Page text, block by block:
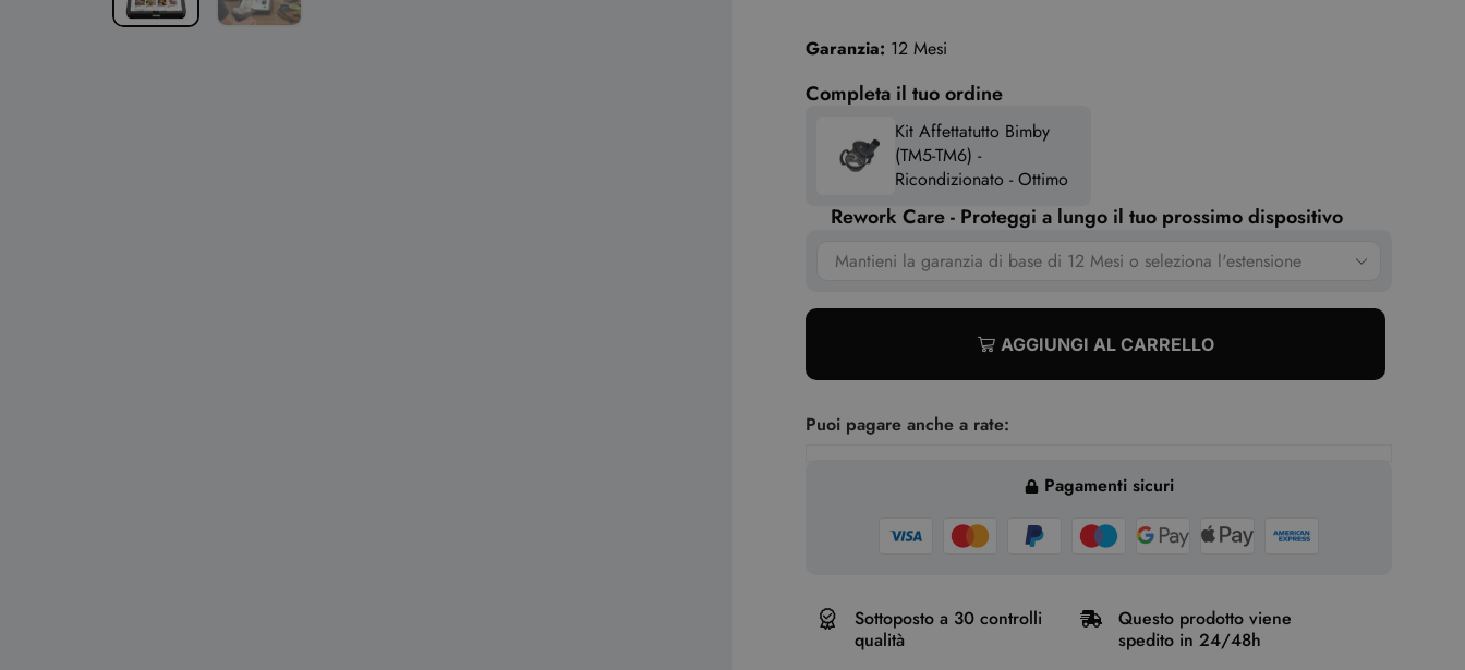
Garanzia: 12 Mesi
Completa il tuo ordine
Kit Affettatutto Bimby
(TM5-TM6) -
Ricondizionato - Ottimo
Rework Care - Proteggi a lungo il tuo prossimo dispositivo
AGGIUNGI AL CARRELLO
Puoi pagare anche a rate:
Pagamenti sicuri
Sottoposto a 30 controlli
qualità
Questo prodotto viene
spedito in 24/48h